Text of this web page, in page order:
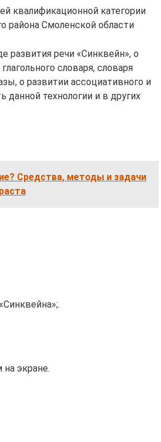
квалификационной категории
района Смоленской области
развития речи «Синквейн», о
словаря, словаря
о развитии ассоциативного и
данной технологии и в других
Средства, методы и задачи
экране.